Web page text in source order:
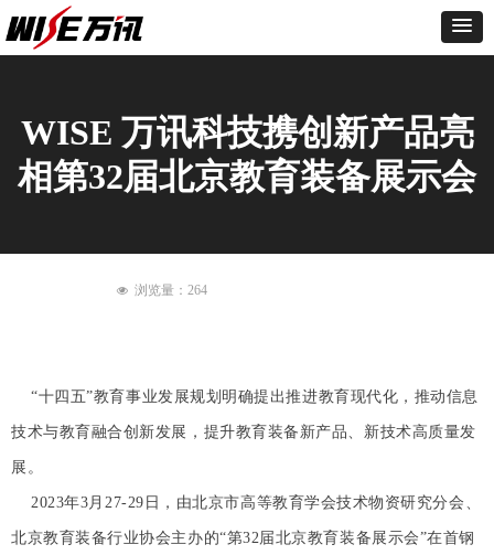
“十四五”教育事业发展规划明确提出推进教育现代化，推动信息
技术与教育融合创新发展，提升教育装备新产品、新技术高质量发
展。
2023年3月27-29日，由北京市高等教育学会技术物资研究分会、
北京教育装备行业协会主办的“第32届北京教育装备展示会”在首钢
WISE 万讯科技携创新产品亮
相第32届北京教育装备展示会
넶 浏览量： 264